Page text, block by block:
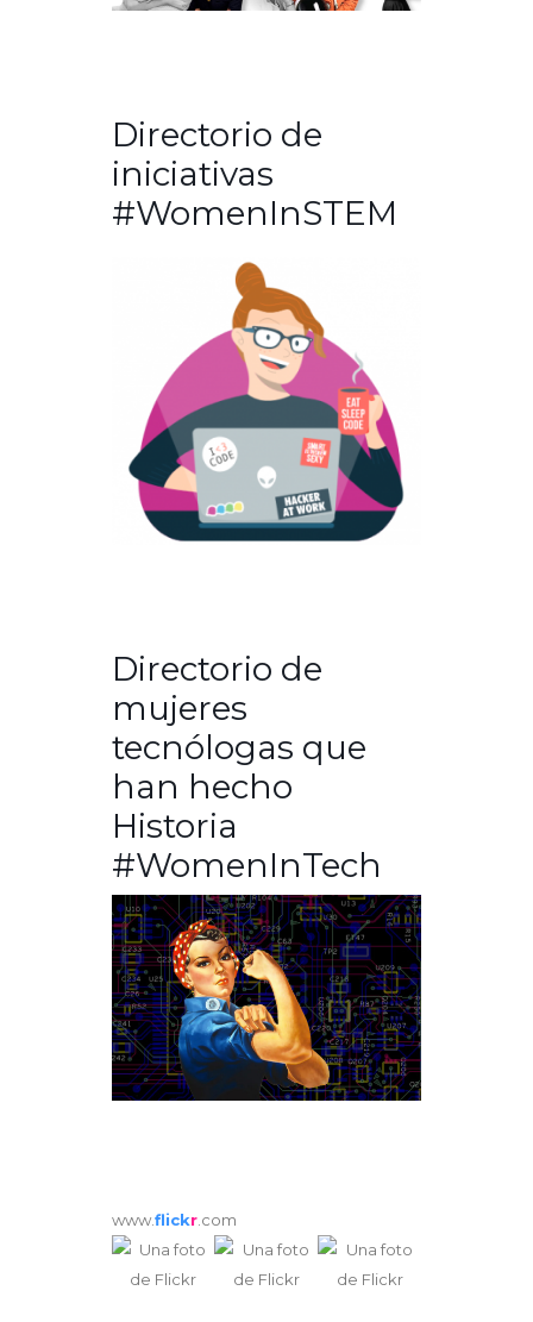
Directorio de
iniciativas
#WomenInSTEM
Directorio de
mujeres
tecnólogas que
han hecho
Historia
#WomenInTech
www.flickr.com